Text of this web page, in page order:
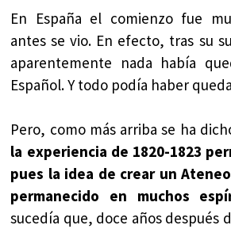
En España el comienzo fue
antes se vio. En efecto, tras su
aparentemente nada había
Español. Y todo podía haber
Pero, como más arriba se ha
la experiencia de 1820-1823
pues la idea de crear un
permanecido en muchos
sucedía que, doce años después